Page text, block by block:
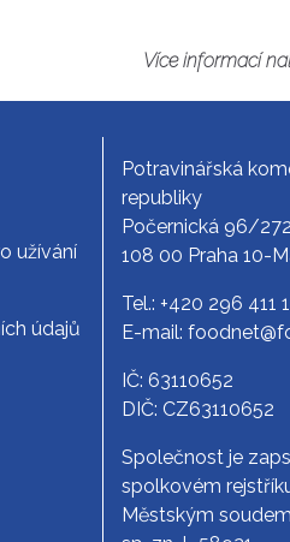
Více informací
užívání
údajů
Potravinářská
republiky
Počernická 96/272
108 00 Praha 10-
Tel.: +420 296 411
E-mail:
IČ: 63110652
DIČ: CZ63110652
Společnost je
spolkovém
Městským